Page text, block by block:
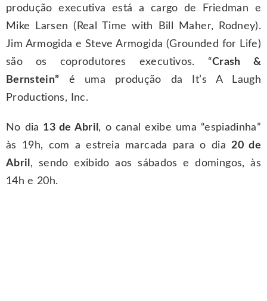
produção executiva está a cargo de Friedman e
Mike Larsen (Real Time with Bill Maher, Rodney).
Jim Armogida e Steve Armogida (Grounded for Life)
são os coprodutores executivos. “Crash &
Bernstein” é uma produção da It’s A Laugh
Productions, Inc.
No dia 13 de Abril , o canal exibe uma “espiadinha”
às 19h, com a estreia marcada para o dia20 de
Abril , sendo exibido aos sábados e domingos, às
14h e 20h.